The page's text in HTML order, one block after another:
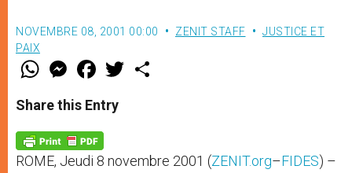
NOVEMBRE 08, 2001 00:00 ZENIT STAFF
JUSTICE ET
PAIX
W
t
s
p
p
M
e
s
e
g
e
r
F
a
e
b
o
k
w
Share this Entry
ROME, Jeudi 8 novembre 2001 (ZENIT.org–FIDES) –